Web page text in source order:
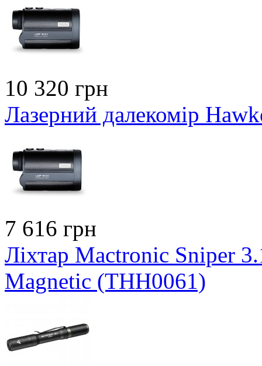
10 320 грн
Лазерний далекомір
7 616 грн
Ліхтар Mactronic Sniper
Magnetic (THH0061)